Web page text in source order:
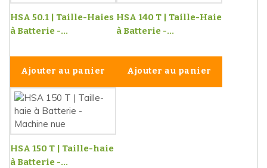
HSA 50.1 | Taille-Haies
à Batterie -...
Ajouter au panier
HSA 140 T | Taille-Haie
à Batterie -...
Ajouter au panier
HSA 150 T | Taille-haie
à Batterie -...